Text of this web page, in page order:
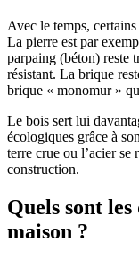
Avec le temps,
La pierre est par
parpaing (béton) reste
résistant. La brique
brique « monomur »
Le bois sert lui
écologiques grâce à
terre crue ou l’acier se
construction.
Quels sont
maison ?